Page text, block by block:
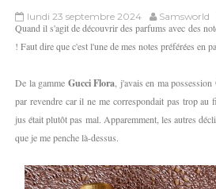
lundi 23 septembre 2024 Samsworld
Quand il s'agit de découvrir des parfums avec des
! Faut dire que c'est l'une de mes notes préférées en
De la gamme Gucci Flora , j'avais en ma possession
par revendre car il ne me correspondait pas trop au
jus était plutôt pas mal. Apparemment, les autres
que je me penche là-dessus.